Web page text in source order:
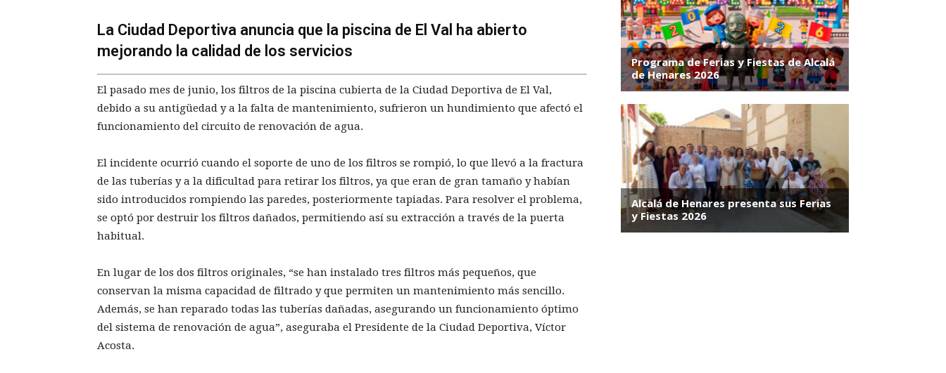
La Ciudad Deportiva anuncia que la piscina de El Val ha abierto
mejorando la calidad de los servicios
El pasado mes de junio, los filtros de la piscina cubierta de la Ciudad Deportiva de El Val,
debido a su antigüedad y a la falta de mantenimiento, sufrieron un hundimiento que afectó el
funcionamiento del circuito de renovación de agua.
El incidente ocurrió cuando el soporte de uno de los filtros se rompió, lo que llevó a la fractura
de las tuberías y a la dificultad para retirar los filtros, ya que eran de gran tamaño y habían
sido introducidos rompiendo las paredes, posteriormente tapiadas. Para resolver el problema,
se optó por destruir los filtros dañados, permitiendo así su extracción a través de la puerta
habitual.
En lugar de los dos filtros originales, “se han instalado tres filtros más pequeños, que
conservan la misma capacidad de filtrado y que permiten un mantenimiento más sencillo.
Además, se han reparado todas las tuberías dañadas, asegurando un funcionamiento óptimo
del sistema de renovación de agua”, aseguraba el Presidente de la Ciudad Deportiva, Víctor
Acosta.